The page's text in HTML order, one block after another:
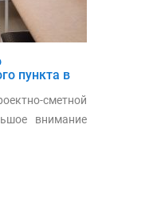
пункта в
сметной
внимание